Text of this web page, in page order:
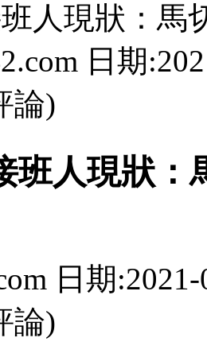
人現狀：馬
日期
論)
人現狀
日期
論)